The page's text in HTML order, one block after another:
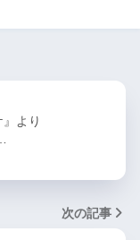
より
次の記事